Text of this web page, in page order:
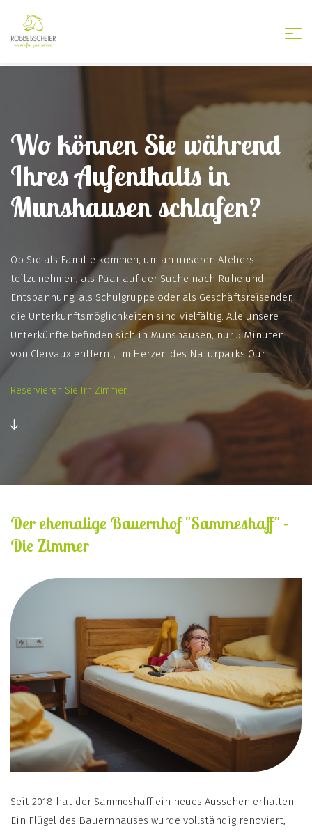
Wo können Sie während
Ihres Aufenthalts in
Munshausen schlafen?
Ob Sie als Familie kommen, um an unseren Ateliers
teilzunehmen, als Paar auf der Suche nach Ruhe und
Entspannung, als Schulgruppe oder als Geschäftsreisender,
die Unterkunftsmöglichkeiten sind vielfältig. Alle unsere
Unterkünfte befinden sich in Munshausen, nur 5 Minuten
von Clervaux entfernt, im Herzen des Naturparks Our.
Reservieren Sie Irh Zimmer
Der ehemalige Bauernhof "Sammeshaff" -
Die Zimmer
Seit 2018 hat der Sammeshaff ein neues Aussehen erhalten.
Ein Flügel des Bauernhauses wurde vollständig renoviert,